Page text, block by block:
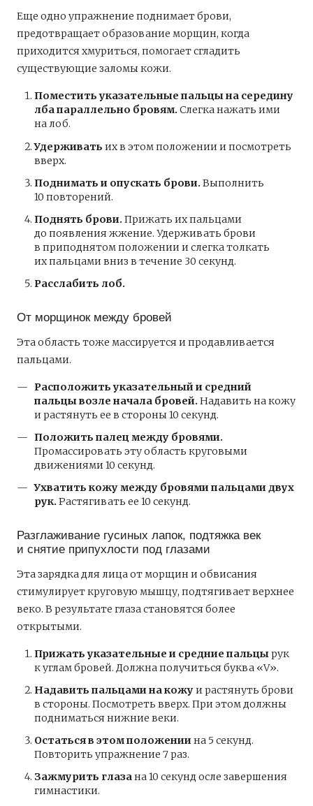
Еще одно упражнение поднимает брови,
предотвращает образование морщин, когда
приходится хмуриться, помогает сгладить
существующие заломы кожи.
Поместить указательные пальцы на середину
лба параллельно бровям.Слегка нажать ими
на лоб.
Удерживать их в этом положении и посмотреть
вверх.
Поднимать и опускать брови.Выполнить
10 повторений.
Поднять брови.Прижать их пальцами
до появления жжение. Удерживать брови
в приподнятом положении и слегка толкать
их пальцами вниз в течение 30 секунд.
Расслабить лоб.
От морщинок между бровей
Эта область тоже массируется и продавливается
пальцами.
Расположить указательный и средний
пальцы возле начала бровей.Надавить на кожу
и растянуть ее в стороны 10 секунд.
Положить палец между бровями.
Промассировать эту область круговыми
движениями 10 секунд.
Ухватить кожу между бровями пальцами двух
рук.Растягивать ее 10 секунд.
Разглаживание гусиных лапок, подтяжка век
и снятие припухлости под глазами
Эта зарядка для лица от морщин и обвисания
стимулирует круговую мышцу, подтягивает верхнее
веко. В результате глаза становятся более
открытыми.
Прижать указательные и средние пальцырук
к углам бровей. Должна получиться буква «V».
Надавить пальцами на кожуи растянуть брови
в стороны. Посмотреть вверх. При этом должны
подниматься нижние веки.
Остаться в этом положениина 5 секунд.
Повторить упражнение 7 раз.
Зажмурить глазана 10 секунд осле завершения
гимнастики.